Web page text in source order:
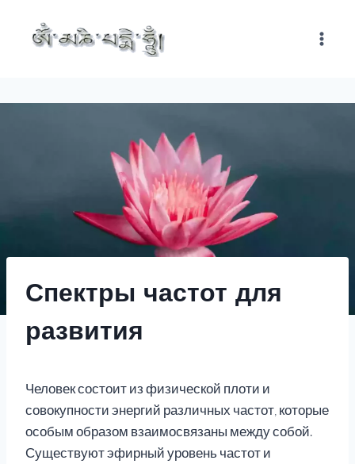
содержимому
Спектры частот для
развития
Человек состоит из физической плоти и
совокупности энергий различных частот, которые
особым образом взаимосвязаны между собой.
Существуют эфирный уровень частот и